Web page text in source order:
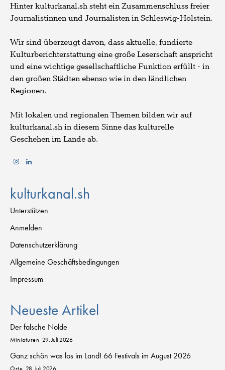
Hinter kulturkanal.sh steht ein Zusammenschluss freier
Journalistinnen und Journalisten in Schleswig-Holstein.
Wir sind überzeugt davon, dass aktuelle, fundierte
Kulturberichterstattung eine große Leserschaft anspricht
und eine wichtige gesellschaftliche Funktion erfüllt - in
den großen Städten ebenso wie in den ländlichen
Regionen.
Mit lokalen und regionalen Themen bilden wir auf
kulturkanal.sh in diesem Sinne das kulturelle
Geschehen im Lande ab.
kulturkanal.sh
Unterstützen
Anmelden
Datenschutzerklärung
Allgemeine Geschäftsbedingungen
Impressum
Neueste Artikel
Der falsche Nolde
Miniaturen 29. Juli 2026
Ganz schön was los im Land! 66 Festivals im August 2026